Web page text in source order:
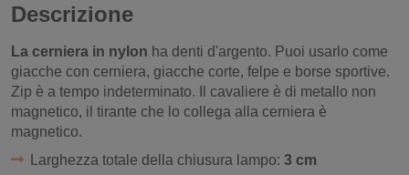
Descrizione
La cerniera in nylon ha denti d'argento. Puoi usarlo come
giacche con cerniera, giacche corte, felpe e borse sportive.
Zip è a tempo indeterminato. Il cavaliere è di metallo non
magnetico, il tirante che lo collega alla cerniera è
magnetico.
Larghezza totale della chiusura lampo: 3 cm